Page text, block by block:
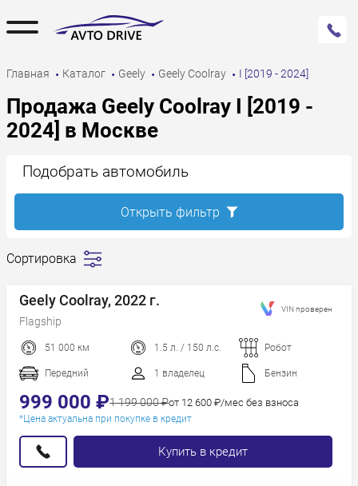
Главная Каталог Geely Geely Coolray I [2019 - 2024]
Продажа Geely Coolray I [2019 -
2024] в Москве
Сортировка
дешевле
Сначала
дороже
Пробег
Год новее
Год старше
Geely Coolray, 2022 г.
Flagship
51 000 км 1.5 л. / 150 л.с. Робот
Передний 1 владелец Бензин
999 000 ₽1 199 000 ₽от 12 600 ₽/мес без взноса
*Цена актуальна при покупке в кредит
Купить в кредит
VIN проверен
Подобрать автомобиль
Открыть фильтр